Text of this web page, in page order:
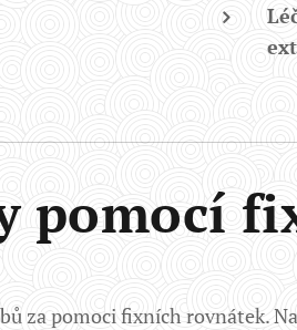
pomocí
za pomoci fixních rovnátek.